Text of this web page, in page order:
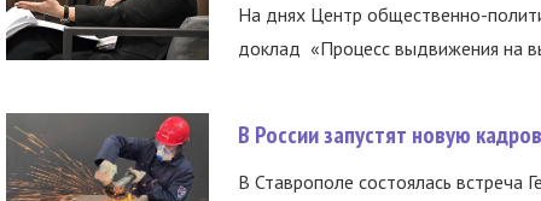
На днях Центр общественно-
доклад «Процесс выдвижения на
В России запустят новую
В Ставрополе состоялась встреча